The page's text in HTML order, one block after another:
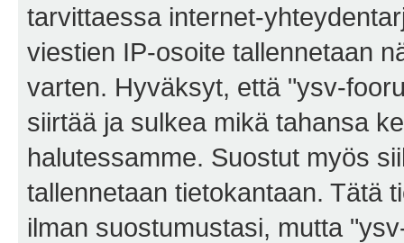
tarvittaessa internet-
viestien IP-osoite tallennetaan
varten. Hyväksyt, että "ysv-
siirtää ja sulkea mikä tahansa
halutessamme. Suostut myös
tallennetaan tietokantaan. Tätä
ilman suostumustasi, mutta